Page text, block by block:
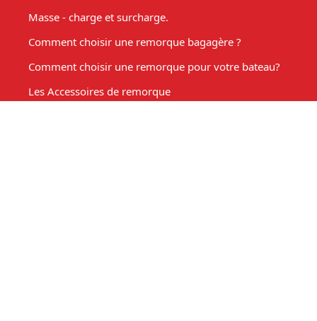
Masse - charge et surcharge.
Comment choisir une remorque bagagère ?
Comment choisir une remorque pour votre bateau?
Les Accessoires de remorque